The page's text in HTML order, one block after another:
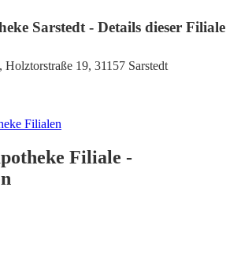
Sarstedt - Details dieser Filiale
19, 31157 Sarstedt
Filialen
Filiale -